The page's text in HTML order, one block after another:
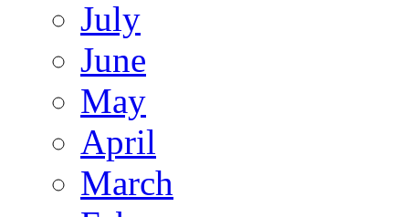
July
June
May
April
March